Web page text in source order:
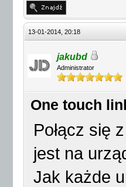
13-01-2014, 20:18
jakubd
Administrator
One touch
Połącz się
jest na
Jak każde